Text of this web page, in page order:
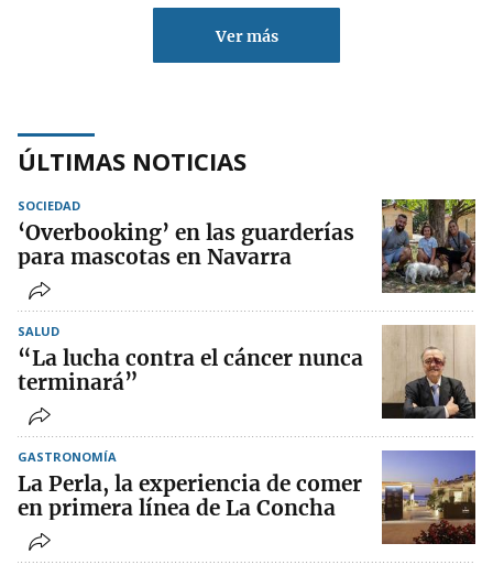
Ver más
ÚLTIMAS NOTICIAS
SOCIEDAD
‘Overbooking’ en las guarderías
para mascotas en Navarra
SALUD
“La lucha contra el cáncer nunca
terminará”
GASTRONOMÍA
La Perla, la experiencia de comer
en primera línea de La Concha